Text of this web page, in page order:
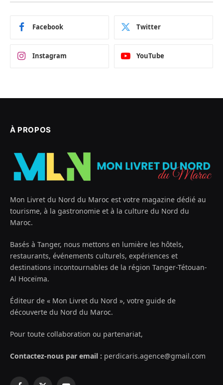
Facebook Twitter
Instagram YouTube
À PROPOS
Mon Livret du Nord du Maroc est votre magazine dédié au
tourisme, à la gastronomie et à la culture du Nord du
Maroc.
Basés à Tanger, nous mettons en lumière les hôtels,
restaurants, événements culturels, expériences et
destinations incontournables de la région Tanger-Tétouan-
Al Hoceïma.
Éditeur de « Mon Livret du Nord », votre guide de
découverte du Nord du Maroc.
Pour toute collaboration ou partenariat,
Contactez-nous par email : perdicaris.agence@gmail.com